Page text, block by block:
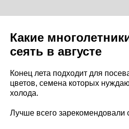
Какие
сеять в августе
Конец лета подходит для
цветов, семена которых
холода.
Лучше всего зарекомендовали